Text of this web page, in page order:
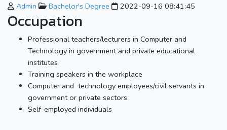
Admin Bachelor's Degree 2022-09-16 08:41:45
Occupation
Professional teachers/lecturers in Computer and
Technology in government and private educational
institutes
Training speakers in the workplace
Computer and technology employees/civil servants in
government or private sectors
Self-employed individuals